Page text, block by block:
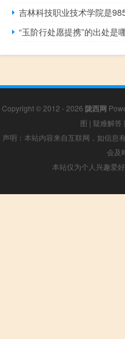
吉林科技职业技术学院是
“玉阶行处愿提携”的出处是
Copyright © 2012 - 2026 陇西网
图 | 疑难解答
声明：本站内容来自互联网，如信息
会及
本站仅为个人兴趣爱